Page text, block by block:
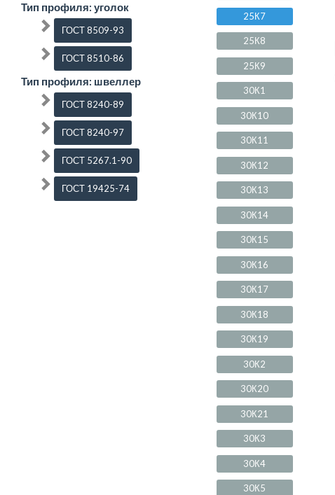
25К7
25К8
25К9
30К1
30К10
30К11
30К12
30К13
30К14
30К15
30К16
30К17
30К18
30К19
30К2
30К20
30К21
30К3
30К4
30К5
Тип профиля: уголок
ГОСТ 8509-93
ГОСТ 8510-86
Тип профиля: швеллер
ГОСТ 8240-89
ГОСТ 8240-97
ГОСТ 5267.1-90
ГОСТ 19425-74